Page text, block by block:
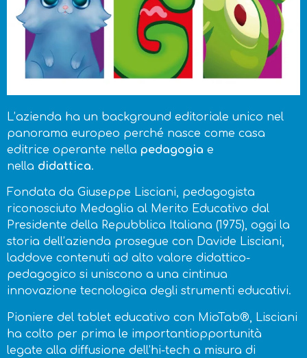
L’azienda ha un background editoriale unico nel
panorama europeo perché nasce come casa
editrice operante nella pedagogia e
nella didattica.
Fondata da Giuseppe Lisciani, pedagogista
riconosciuto Medaglia al Merito Educativo dal
Presidente della Repubblica Italiana (1975), oggi la
storia dell’azienda prosegue con Davide Lisciani,
laddove contenuti ad alto valore didattico-
pedagogico si uniscono a una cintinua
innovazione tecnologica degli strumenti educativi.
Pioniere del tablet educativo con MioTab®, Lisciani
ha colto per prima le importantiopportunità
legate alla diffusione dell’hi-tech a misura di